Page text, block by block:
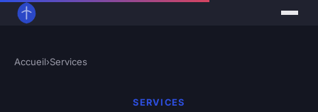
Accueil›Services
SERVICES